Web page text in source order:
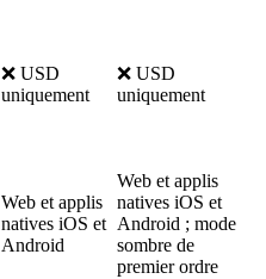
❌ USD
uniquement
❌ USD
uniquement
Web et applis
natives iOS et
Android
Web et applis
natives iOS et
Android ; mode
sombre de
premier ordre